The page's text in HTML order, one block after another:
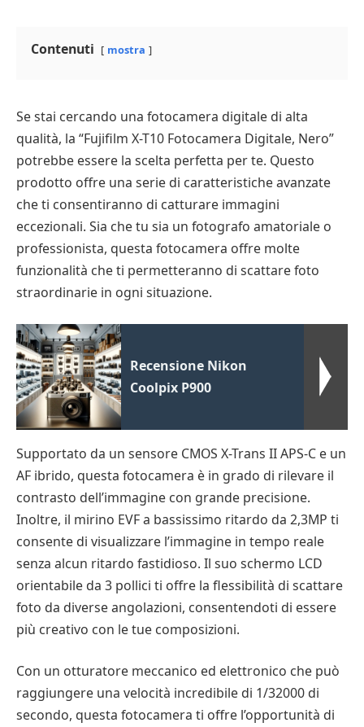
Contenuti mostra
Se stai cercando una fotocamera digitale di alta
qualità, la “Fujifilm X-T10 Fotocamera Digitale, Nero”
potrebbe essere la scelta perfetta per te. Questo
prodotto offre una serie di caratteristiche avanzate
che ti consentiranno di catturare immagini
eccezionali. Sia che tu sia un fotografo amatoriale o
professionista, questa fotocamera offre molte
funzionalità che ti permetteranno di scattare foto
straordinarie in ogni situazione.
Recensione Nikon
Coolpix P900
Supportato da un sensore CMOS X-Trans II APS-C e un
AF ibrido, questa fotocamera è in grado di rilevare il
contrasto dell’immagine con grande precisione.
Inoltre, il mirino EVF a bassissimo ritardo da 2,3MP ti
consente di visualizzare l’immagine in tempo reale
senza alcun ritardo fastidioso. Il suo schermo LCD
orientabile da 3 pollici ti offre la flessibilità di scattare
foto da diverse angolazioni, consentendoti di essere
più creativo con le tue composizioni.
Con un otturatore meccanico ed elettronico che può
raggiungere una velocità incredibile di 1/32000 di
secondo, questa fotocamera ti offre l’opportunità di